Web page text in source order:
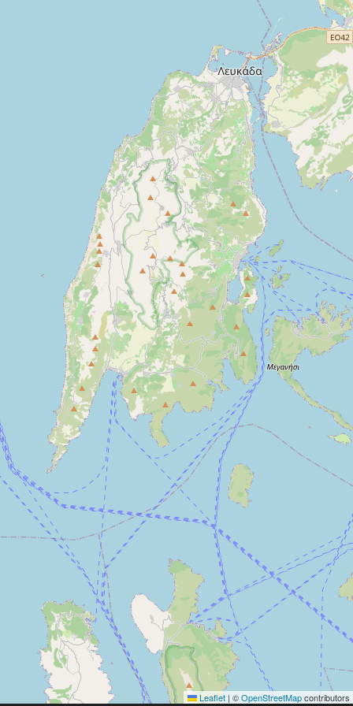
Leaflet | ©OpenStreetMapcontributors